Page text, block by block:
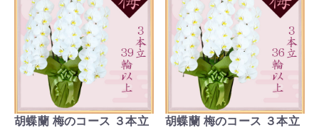
胡蝶蘭 梅のコース ３本立
胡蝶蘭 梅のコース ３本立